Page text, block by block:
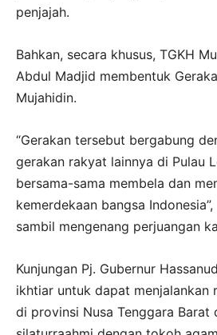
penjajah.
Bahkan, secara khusus, TGKH
Abdul Madjid membentuk
Mujahidin.
“Gerakan tersebut bergabung
gerakan rakyat lainnya di Pulau
bersama-sama membela dan
kemerdekaan bangsa
sambil mengenang perjuangan
Kunjungan Pj. Gubernur
ikhtiar untuk dapat menjalankan
di provinsi Nusa Tenggara Barat